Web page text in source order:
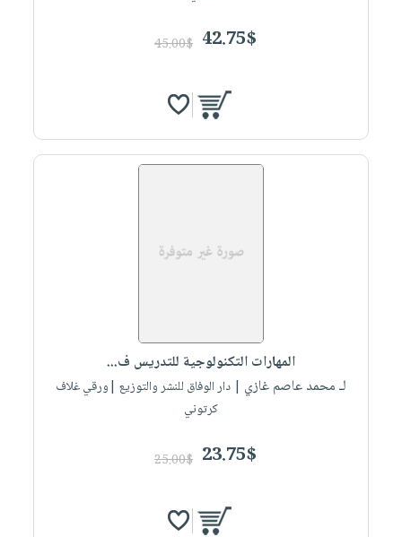
42.75$
45.00$
المهارات التكنولوجية للتدريس ف...
لـ محمد عاصم غازي | دار الوفاق للنشر والتوزيع |ورقي غلاف
كرتوني
23.75$
25.00$